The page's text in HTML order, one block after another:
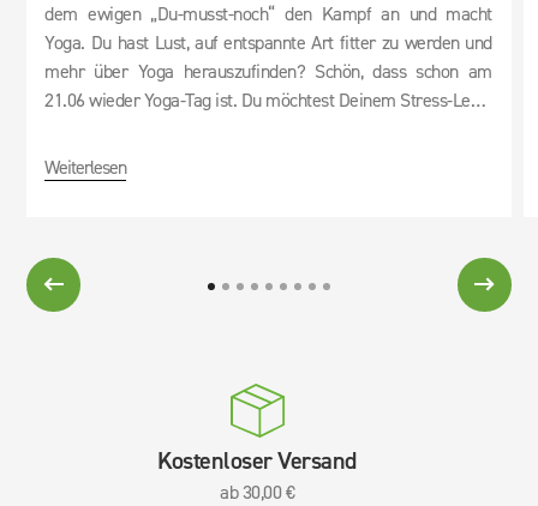
dem ewigen „Du-musst-noch“ den Kampf an und macht
Yoga. Du hast Lust, auf entspannte Art fitter zu werden und
mehr über Yoga herauszufinden? Schön, dass schon am
21.06 wieder Yoga-Tag ist. Du möchtest Deinem Stress-Level
Weiterlesen
Kostenloser Versand
ab 30,00 €